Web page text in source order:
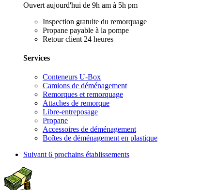
Ouvert aujourd'hui de 9h am à 5h pm
Inspection gratuite du remorquage
Propane payable à la pompe
Retour client 24 heures
Services
Conteneurs U-Box
Camions de déménagement
Remorques et remorquage
Attaches de remorque
Libre-entreposage
Propane
Accessoires de déménagement
Boîtes de déménagement en plastique
Suivant 6 prochains établissements